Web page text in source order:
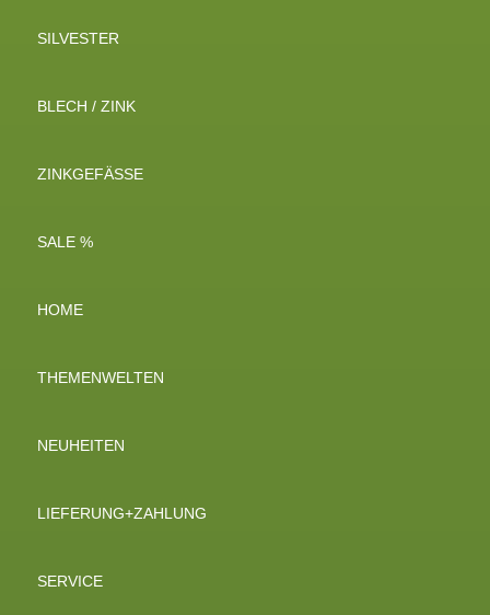
SILVESTER
BLECH / ZINK
ZINKGEFÄSSE
SALE %
HOME
THEMENWELTEN
NEUHEITEN
LIEFERUNG+ZAHLUNG
SERVICE